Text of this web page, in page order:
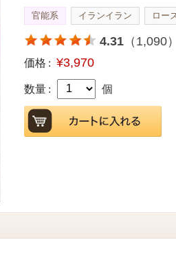
官能系 イランイラン ロー
4.31 （1,090）
価格 : ¥3,970
数量 : 個